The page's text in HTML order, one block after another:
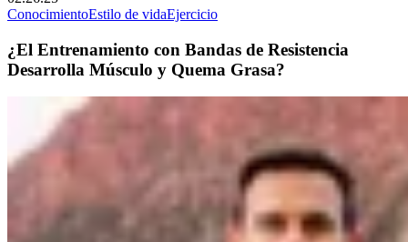
ConocimientoEstilo de vidaEjercicio
¿El Entrenamiento con Bandas de Resistencia
Desarrolla Músculo y Quema Grasa?